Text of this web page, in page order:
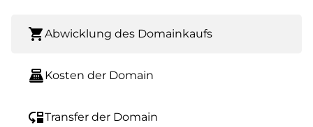
shopping_cartAbwicklung des Domainkaufs
point_of_saleKosten der Domain
move_downTransfer der Domain